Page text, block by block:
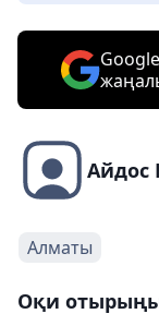
Айдос
Алматы
Оқи